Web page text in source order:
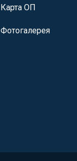
Карта ОП
Фотогалерея